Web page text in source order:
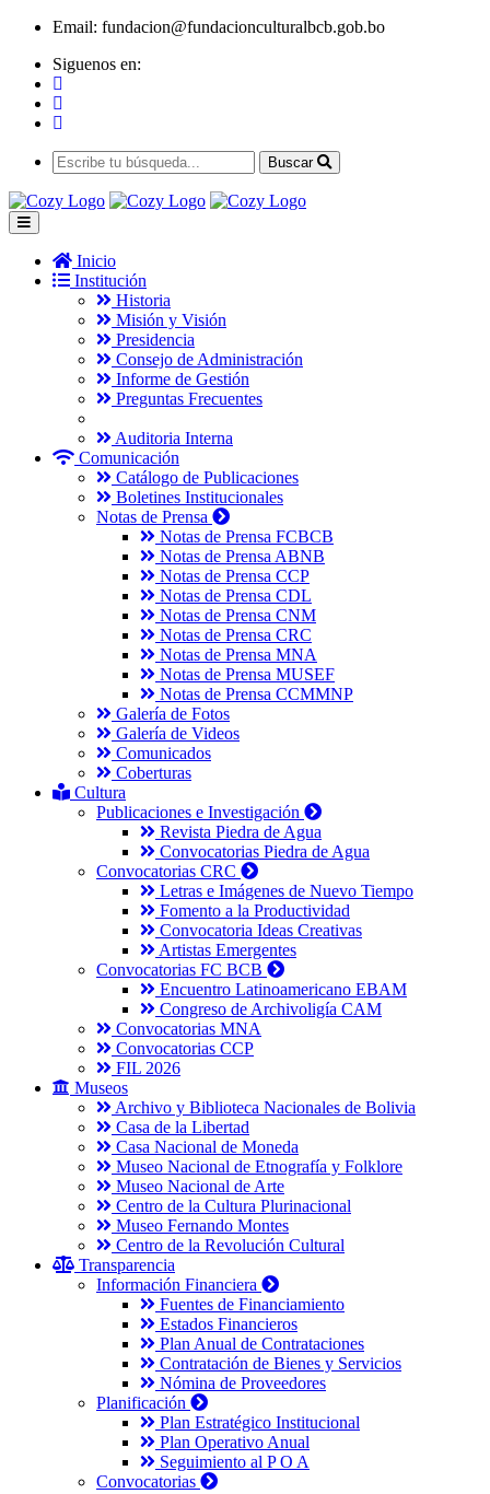
Email: fundacion@fundacionculturalbcb.gob.bo
Siguenos en:
Buscar
Inicio
Institución
Historia
Misión y Visión
Presidencia
Consejo de Administración
Informe de Gestión
Preguntas Frecuentes
Auditoria Interna
Comunicación
Catálogo de Publicaciones
Boletines Institucionales
Notas de Prensa
Notas de Prensa FCBCB
Notas de Prensa ABNB
Notas de Prensa CCP
Notas de Prensa CDL
Notas de Prensa CNM
Notas de Prensa CRC
Notas de Prensa MNA
Notas de Prensa MUSEF
Notas de Prensa CCMMNP
Galería de Fotos
Galería de Videos
Comunicados
Coberturas
Cultura
Publicaciones e Investigación
Revista Piedra de Agua
Convocatorias Piedra de Agua
Convocatorias CRC
Letras e Imágenes de Nuevo Tiempo
Fomento a la Productividad
Convocatoria Ideas Creativas
Artistas Emergentes
Convocatorias FC BCB
Encuentro Latinoamericano EBAM
Congreso de Archivoligía CAM
Convocatorias MNA
Convocatorias CCP
FIL 2026
Museos
Archivo y Biblioteca Nacionales de Bolivia
Casa de la Libertad
Casa Nacional de Moneda
Museo Nacional de Etnografía y Folklore
Museo Nacional de Arte
Centro de la Cultura Plurinacional
Museo Fernando Montes
Centro de la Revolución Cultural
Transparencia
Información Financiera
Fuentes de Financiamiento
Estados Financieros
Plan Anual de Contrataciones
Contratación de Bienes y Servicios
Nómina de Proveedores
Planificación
Plan Estratégico Institucional
Plan Operativo Anual
Seguimiento al P O A
Convocatorias